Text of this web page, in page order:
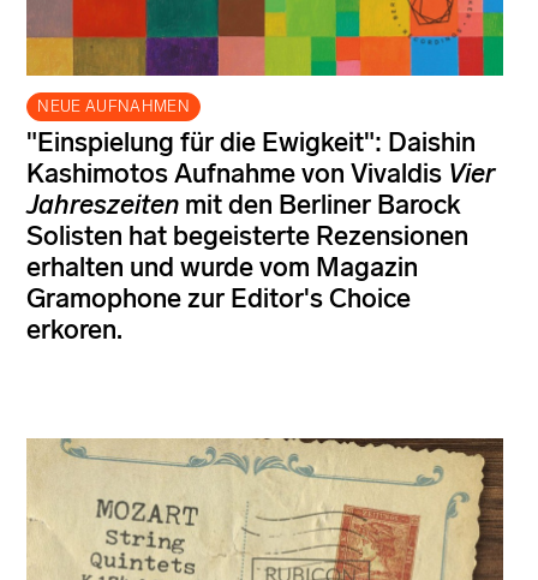
NEUE AUFNAHMEN
"Einspielung für die Ewigkeit": Daishin
Kashimotos Aufnahme von Vivaldis Vier
Jahreszeiten mit den Berliner Barock
Solisten hat begeisterte Rezensionen
erhalten und wurde vom Magazin
Gramophone zur Editor's Choice
erkoren.